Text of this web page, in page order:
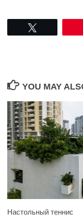
YOU MAY
Настольный теннис